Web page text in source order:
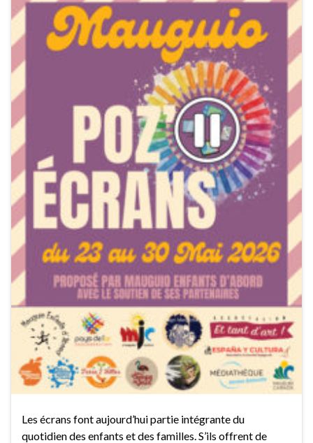
Les écrans font aujourd’hui partie intégrante du
quotidien des enfants et des familles. S’ils offrent de